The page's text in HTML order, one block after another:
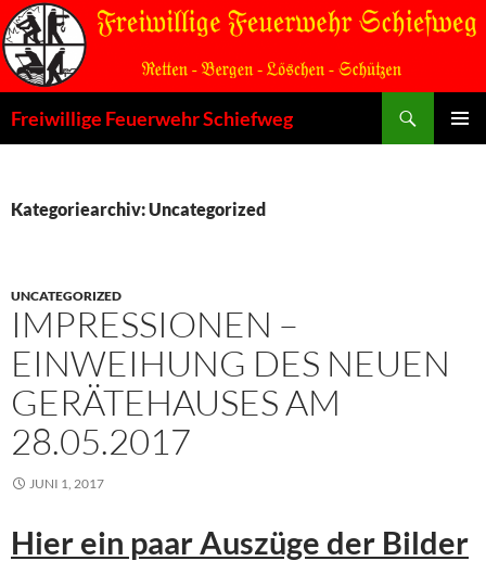
Zum
Inhalt
springen
Freiwillige Feuerwehr Schiefweg
Kategoriearchiv: Uncategorized
UNCATEGORIZED
IMPRESSIONEN –
EINWEIHUNG DES NEUEN
GERÄTEHAUSES AM
28.05.2017
JUNI 1, 2017
Hier ein paar Auszüge der Bilder